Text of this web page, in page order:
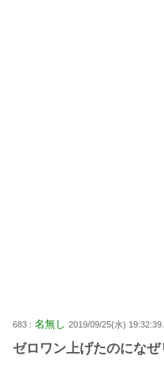
683 : 名無し 2019/09/25(水)
ゼロワン上げたのにな